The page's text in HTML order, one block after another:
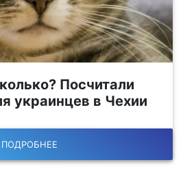
Посчитали
украинцев в Чехии
ПОДРОБНЕЕ